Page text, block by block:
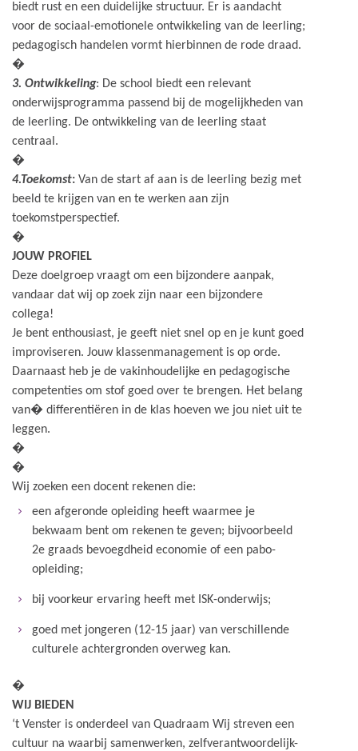
biedt rust en een duidelijke structuur. Er is aandacht
voor de sociaal-emotionele ontwikkeling van de leerling;
pedagogisch handelen vormt hierbinnen de rode draad.
�
3. Ontwikkeling: De school biedt een relevant
onderwijsprogramma passend bij de mogelijkheden van
de leerling. De ontwikkeling van de leerling staat
centraal.
�
4.Toekomst: Van de start af aan is de leerling bezig met
beeld te krijgen van en te werken aan zijn
toekomstperspectief.
�
JOUW PROFIEL
Deze doelgroep vraagt om een bijzondere aanpak,
vandaar dat wij op zoek zijn naar een bijzondere
collega!
Je bent enthousiast, je geeft niet snel op en je kunt goed
improviseren. Jouw klassenmanagement is op orde.
Daarnaast heb je de vakinhoudelijke en pedagogische
competenties om stof goed over te brengen. Het belang
van� differentiëren in de klas hoeven we jou niet uit te
leggen.
�
�
Wij zoeken een docent rekenen die:
een afgeronde opleiding heeft waarmee je
bekwaam bent om rekenen te geven; bijvoorbeeld
2e graads bevoegdheid economie of een pabo-
opleiding;
bij voorkeur ervaring heeft met ISK-onderwijs;
goed met jongeren (12-15 jaar) van verschillende
culturele achtergronden overweg kan.
�
WIJ BIEDEN
‘t Venster is onderdeel van Quadraam Wij streven een
cultuur na waarbij samenwerken, zelfverantwoordelijk-